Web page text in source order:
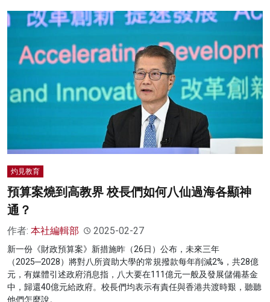
灼見教育
預算案燒到高教界 校長們如何八仙過海各顯神
通？
作者: 本社編輯部 2025-02-27
新一份《財政預算案》新措施昨（26日）公布，未來三年
（2025─2028）將對八所資助大學的常規撥款每年削減2%，共28億
元，有媒體引述政府消息指，八大要在111億元一般及發展儲備基金
中，歸還40億元給政府。校長們均表示有責任與香港共渡時艱，聽聽
他們怎麼說。